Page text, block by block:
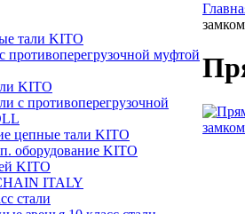
тали KITO
противоперегрузочной муфтой
KITO
с противоперегрузочной
цепные тали KITO
оборудование KITO
KITO
ITALY
стали
замком